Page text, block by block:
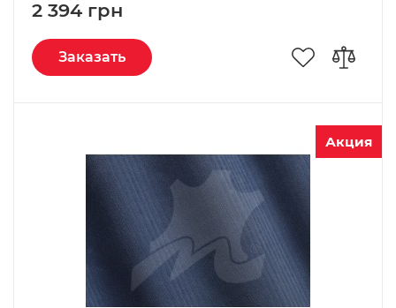
2 394 грн
Заказать
Акция